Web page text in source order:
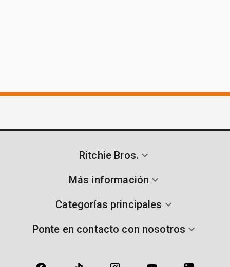
Ritchie Bros.
Más información
Categorías principales
Ponte en contacto con nosotros